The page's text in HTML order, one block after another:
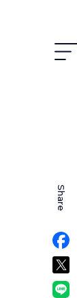
Share
ークでシェア